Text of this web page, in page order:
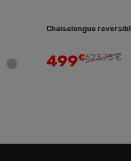
reversible Corea
623,75 €